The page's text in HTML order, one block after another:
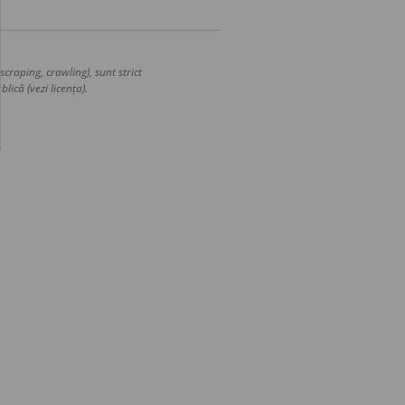
crawling), sunt strict
(vezi licența).